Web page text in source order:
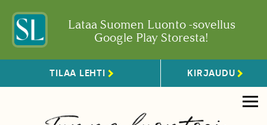
Lataa Suomen Luonto -sovellus
Google Play Storesta!
TILAA LEHTI KIRJAUDU